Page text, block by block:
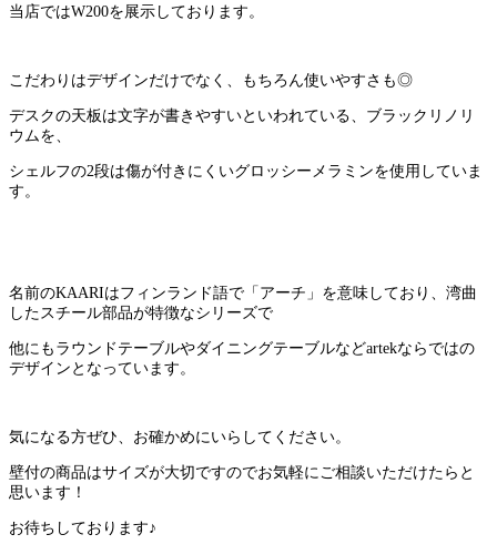
当店ではW200を展示しております。
こだわりはデザインだけでなく、もちろん使いやすさも◎
デスクの天板は文字が書きやすいといわれている、ブラックリノリ
ウムを、
シェルフの2段は傷が付きにくいグロッシーメラミンを使用していま
す。
名前のKAARIはフィンランド語で「アーチ」を意味しており、湾曲
したスチール部品が特徴なシリーズで
他にもラウンドテーブルやダイニングテーブルなどartekならではの
デザインとなっています。
気になる方ぜひ、お確かめにいらしてください。
壁付の商品はサイズが大切ですのでお気軽にご相談いただけたらと
思います！
お待ちしております♪